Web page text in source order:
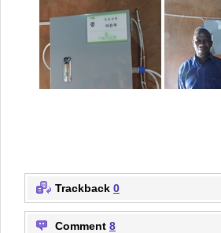
Trackback 0
Comment 8